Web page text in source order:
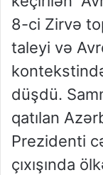
8-ci Zirvə
taleyi və
düşdü.
qatılan
Prezidenti
çıxışında